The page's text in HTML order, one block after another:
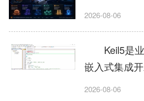
我订个明天
这样？因为
耍嘴皮子的
里有海量知
激发出来实力
2026-08-06
Keil5是业
嵌入式集成
ARM、51内
2026-08-06